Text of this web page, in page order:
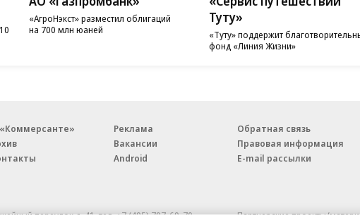
«АгроНэкст» разместил облигаций
на 700 млн юаней
Туту»
«Туту» поддержит
фонд «Линия Жизни»
Реклама
Вакансии
Android
Обратная связь
Правовая информация
E-mail рассылки
переулок д. 41,тел. +7 (495) 797-69-70. Партнерские проекты/